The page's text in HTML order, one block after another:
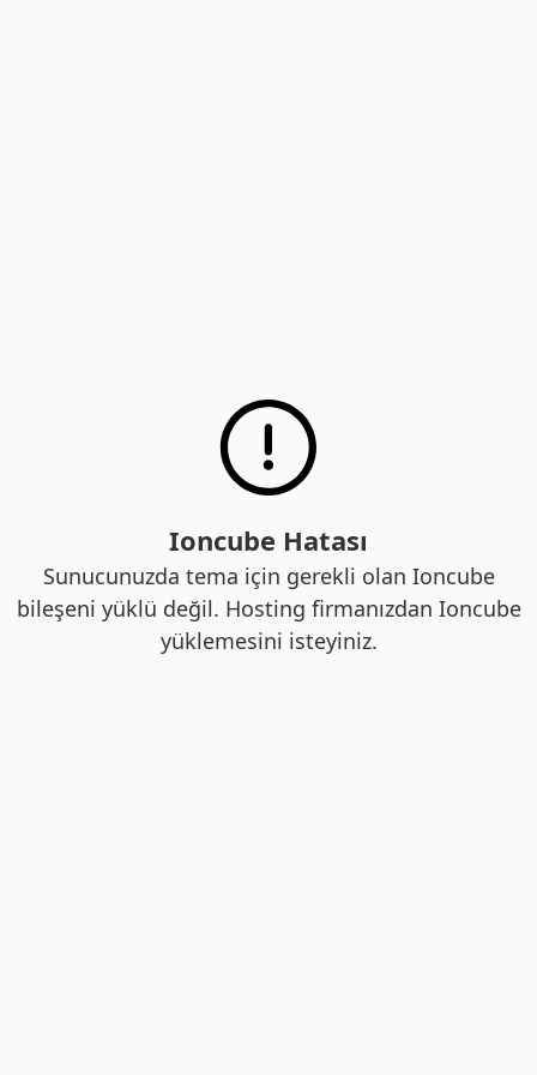
Ioncube Hatası
Sunucunuzda tema için gerekli olan Ioncube
bileşeni yüklü değil. Hosting firmanızdan Ioncube
yüklemesini isteyiniz.